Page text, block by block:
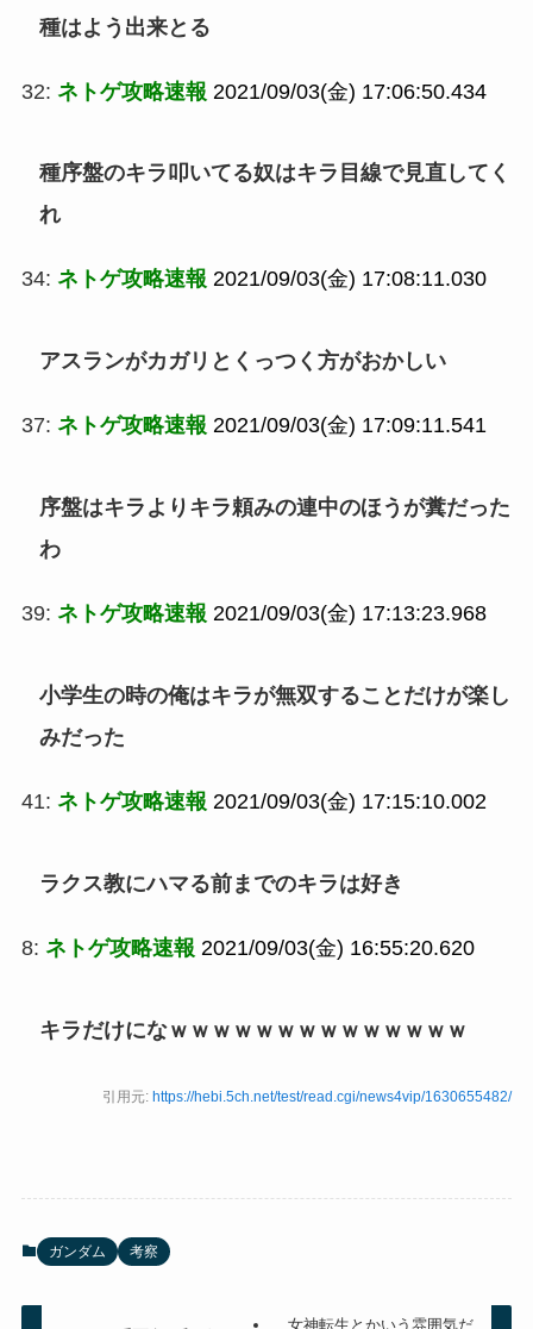
種はよう出来とる
32: ネトゲ攻略速報 2021/09/03(金) 17:06:50.434
種序盤のキラ叩いてる奴はキラ目線で見直してく
れ
34: ネトゲ攻略速報 2021/09/03(金) 17:08:11.030
アスランがカガリとくっつく方がおかしい
37: ネトゲ攻略速報 2021/09/03(金) 17:09:11.541
序盤はキラよりキラ頼みの連中のほうが糞だった
わ
39: ネトゲ攻略速報 2021/09/03(金) 17:13:23.968
小学生の時の俺はキラが無双することだけが楽し
みだった
41: ネトゲ攻略速報 2021/09/03(金) 17:15:10.002
ラクス教にハマる前までのキラは好き
8: ネトゲ攻略速報 2021/09/03(金) 16:55:20.620
キラだけになｗｗｗｗｗｗｗｗｗｗｗｗｗｗ
引用元:https://hebi.5ch.net/test/read.cgi/news4vip/1630655482/
ガンダム 考察
女神転生とかいう雰囲気だ